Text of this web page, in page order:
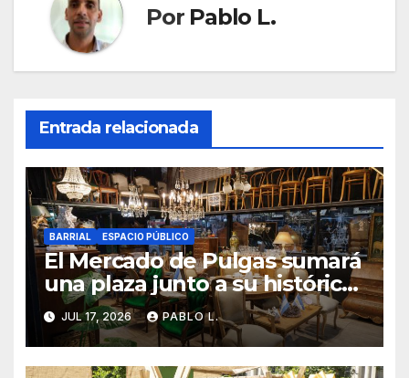
Por Pablo L.
Entrada relacionada
BARRIAL ESPACIO PÚBLICO
El Mercado de Pulgas sumará
una plaza junto a su histórico
galpón
JUL 17, 2026 PABLO L.